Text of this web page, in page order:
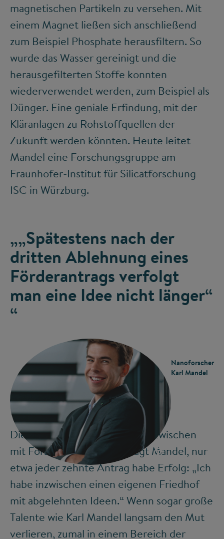
magnetischen Partikeln zu versehen. Mit
einem Magnet ließen sich anschließend
zum Beispiel Phosphate herausfiltern. So
wurde das Wasser gereinigt und die
herausgefilterten Stoffe konnten
wiederverwendet werden, zum Beispiel als
Dünger. Eine geniale Erfindung, mit der
Kläranlagen zu Rohstoffquellen der
Zukunft werden könnten. Heute leitet
Mandel eine Forschungsgruppe am
Fraunhofer-Institut für Silicatforschung
ISC in Würzburg.
„„Spätestens nach der
dritten Ablehnung eines
Förderantrags verfolgt
man eine Idee nicht länger“
“
©
Nanoforscher
Karl Mandel
Die meiste Zeit verbringe er inzwischen
mit Forschungsanträgen, sagt Mandel, nur
etwa jeder zehnte Antrag habe Erfolg: „Ich
habe inzwischen einen eigenen Friedhof
mit abgelehnten Ideen.“ Wenn sogar große
Talente wie Karl Mandel langsam den Mut
verlieren, zumal in einem Bereich der